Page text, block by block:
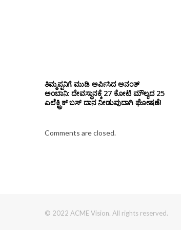
ತಿಮ್ಮಪ್ಪನಿಗೆ ಮುಡಿ ಅರ್ಪಿಸಿದ ಅನಂತ್
ಅಂಬಾನಿ: ದೇವಸ್ಥಾನಕ್ಕೆ 27 ಕೋಟಿ ಮೌಲ್ಯದ 25
ಎಲೆಕ್ಟ್ರಿಕ್ ಬಸ್ ದಾನ ನೀಡುವುದಾಗಿ ಘೋಷಣೆ!
Comments are closed.
© 2022 ACME Vision. All rights reserved.